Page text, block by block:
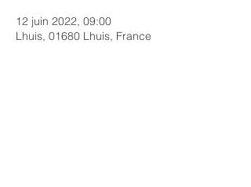
12 juin 2022, 09:00
Lhuis, 01680 Lhuis, France